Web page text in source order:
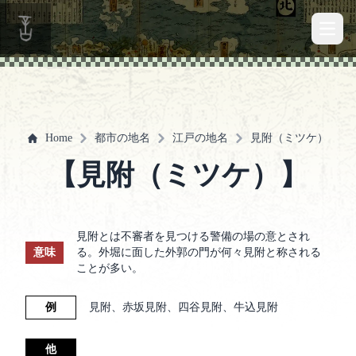
Home 都市の地名 江戸の地名 見附（ミツケ）
【見附（ミツケ）】
意味
見附とは不審者を見つける警備の場の意とされ
る。外堀に面した外郭の門が何々見附と称される
ことが多い。
例 見附、赤坂見附、四谷見附、牛込見附
他